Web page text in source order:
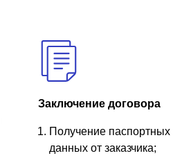
Заключение договора
Получение паспортных
данных от заказчика;